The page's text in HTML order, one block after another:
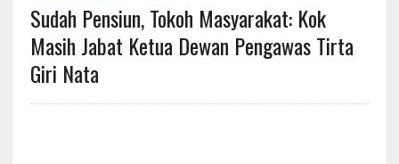
Sudah Pensiun, Tokoh Masyarakat: Kok
Masih Jabat Ketua Dewan Pengawas Tirta
Giri Nata